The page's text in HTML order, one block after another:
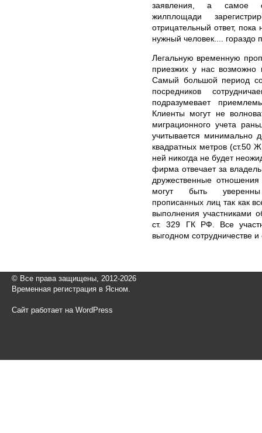
заявления, а самое
жилплощади
отрицательный ответ,
нужный человек.... гораздо
Легальную временную
приезжих у нас
Самый большой период
посредников
подразумевает
Клиенты могут не
миграционного учета
учитывается минимально
квадратных метров (ст.50
ней никогда не будет
фирма отвечает за
дружественные
могут быть уверенны
прописанных лиц так как
выполнения участниками
ст. 329 ГК РФ. Все
выгодном сотрудничестве
© Все права защищены, 2012-2026
Временная регистрация в Ясном.
Сайт работает на WordPress